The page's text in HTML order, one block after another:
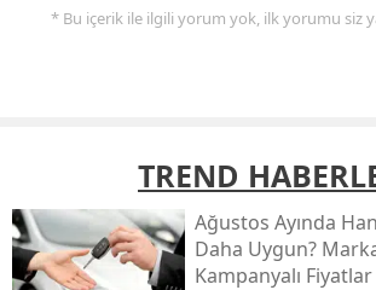
* Bu içerik ile ilgili yorum yok, ilk yorumu siz
TREND
Ağustos Ayında
Daha Uygun?
Kampanyalı Fiyatlar